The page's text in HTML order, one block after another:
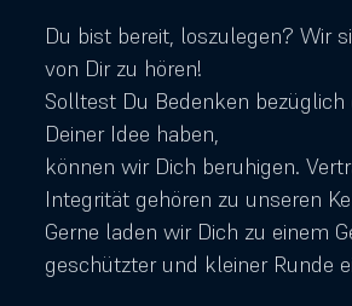
Du bist bereit, loszulegen? Wir
von Dir zu hören!
Solltest Du Bedenken bezüglich
Deiner Idee haben,
können wir Dich beruhigen.
Integrität gehören zu unseren
Gerne laden wir Dich zu einem
geschützter und kleiner Runde